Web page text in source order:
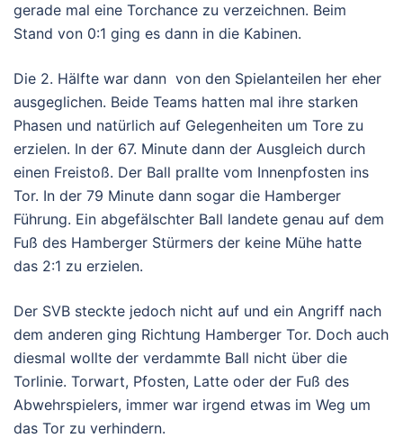
gerade mal eine Torchance zu verzeichnen. Beim
Stand von 0:1 ging es dann in die Kabinen.
Die 2. Hälfte war dann von den Spielanteilen her eher
ausgeglichen. Beide Teams hatten mal ihre starken
Phasen und natürlich auf Gelegenheiten um Tore zu
erzielen. In der 67. Minute dann der Ausgleich durch
einen Freistoß. Der Ball prallte vom Innenpfosten ins
Tor. In der 79 Minute dann sogar die Hamberger
Führung. Ein abgefälschter Ball landete genau auf dem
Fuß des Hamberger Stürmers der keine Mühe hatte
das 2:1 zu erzielen.
Der SVB steckte jedoch nicht auf und ein Angriff nach
dem anderen ging Richtung Hamberger Tor. Doch auch
diesmal wollte der verdammte Ball nicht über die
Torlinie. Torwart, Pfosten, Latte oder der Fuß des
Abwehrspielers, immer war irgend etwas im Weg um
das Tor zu verhindern.